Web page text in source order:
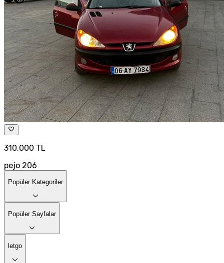
310.000 TL
pejo 206
Popüler Kategoriler
Popüler Sayfalar
letgo